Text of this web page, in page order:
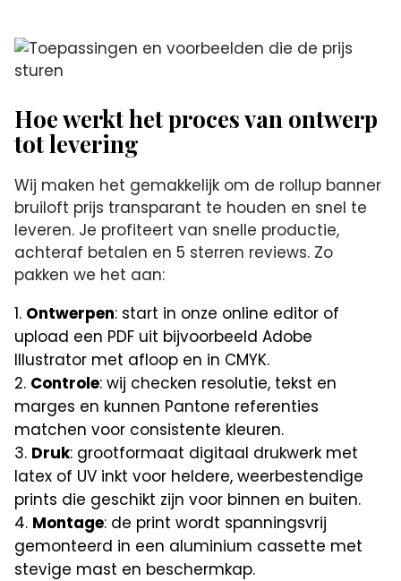
Hoe werkt het proces van ontwerp
tot levering
Wij maken het gemakkelijk om de rollup banner
bruiloft prijs transparant te houden en snel te
leveren. Je profiteert van snelle productie,
achteraf betalen en 5 sterren reviews. Zo
pakken we het aan:
Ontwerpen: start in onze online editor of
upload een PDF uit bijvoorbeeld Adobe
Illustrator met afloop en in CMYK.
Controle: wij checken resolutie, tekst en
marges en kunnen Pantone referenties
matchen voor consistente kleuren.
Druk: grootformaat digitaal drukwerk met
latex of UV inkt voor heldere, weerbestendige
prints die geschikt zijn voor binnen en buiten.
Montage: de print wordt spanningsvrij
gemonteerd in een aluminium cassette met
stevige mast en beschermkap.